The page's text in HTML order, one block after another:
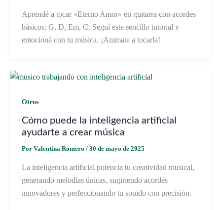
Aprendé a tocar «Eterno Amor» en guitarra con acordes
básicos: G, D, Em, C. Seguí este sencillo tutorial y
emocioná con tu música. ¡Animate a tocarla!
Otros
Cómo puede la inteligencia artificial
ayudarte a crear música
Por Valentina Romero / 30 de mayo de 2025
La inteligencia artificial potencia tu creatividad musical,
generando melodías únicas, sugiriendo acordes
innovadores y perfeccionando tu sonido con precisión.